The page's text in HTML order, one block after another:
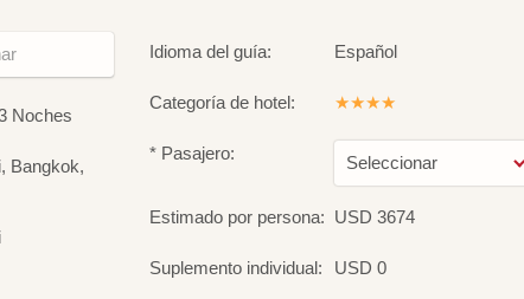
Noches
Bangkok,
Idioma del guía: Español
Categoría de hotel: ★★★★
* Pasajero: Seleccionar
Estimado por persona: USD 3674
Suplemento individual: USD 0